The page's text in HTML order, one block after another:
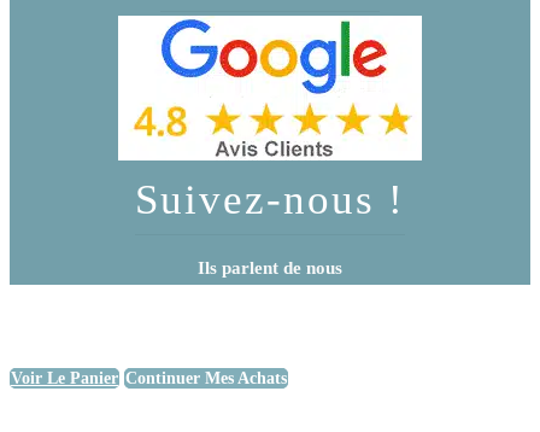
Suivez-nous !
Ils parlent de nous
Voir Le Panier Continuer Mes Achats